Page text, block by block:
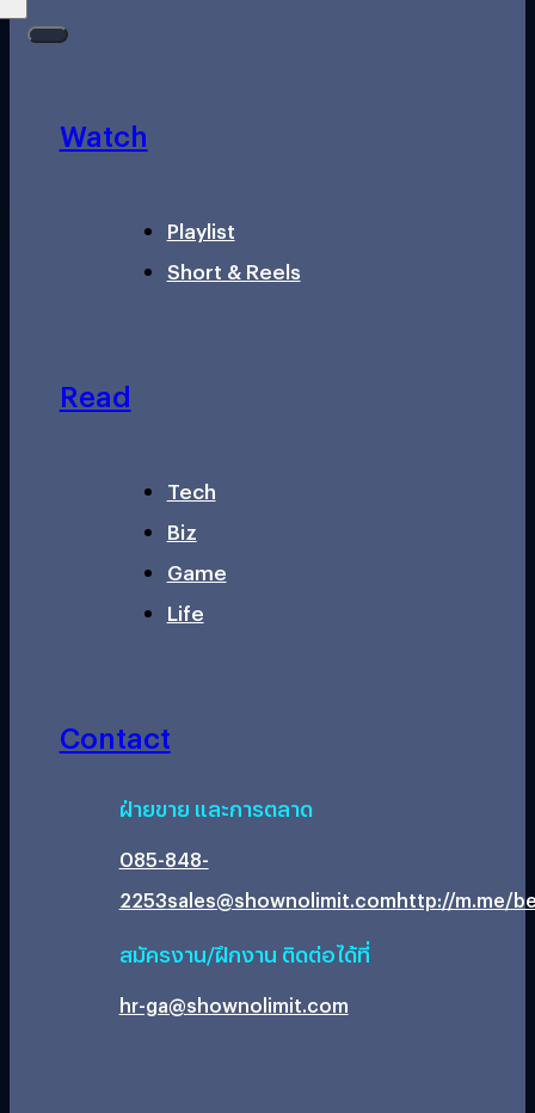
Watch
Playlist
Short & Reels
Read
Tech
Biz
Game
Life
Contact
ฝ่ายขาย และการตลาด
085-848-
2253sales@shownolimit.comhttp://m.me/
สมัครงาน/ฝึกงาน ติดต่อได้ที่
hr-ga@shownolimit.com